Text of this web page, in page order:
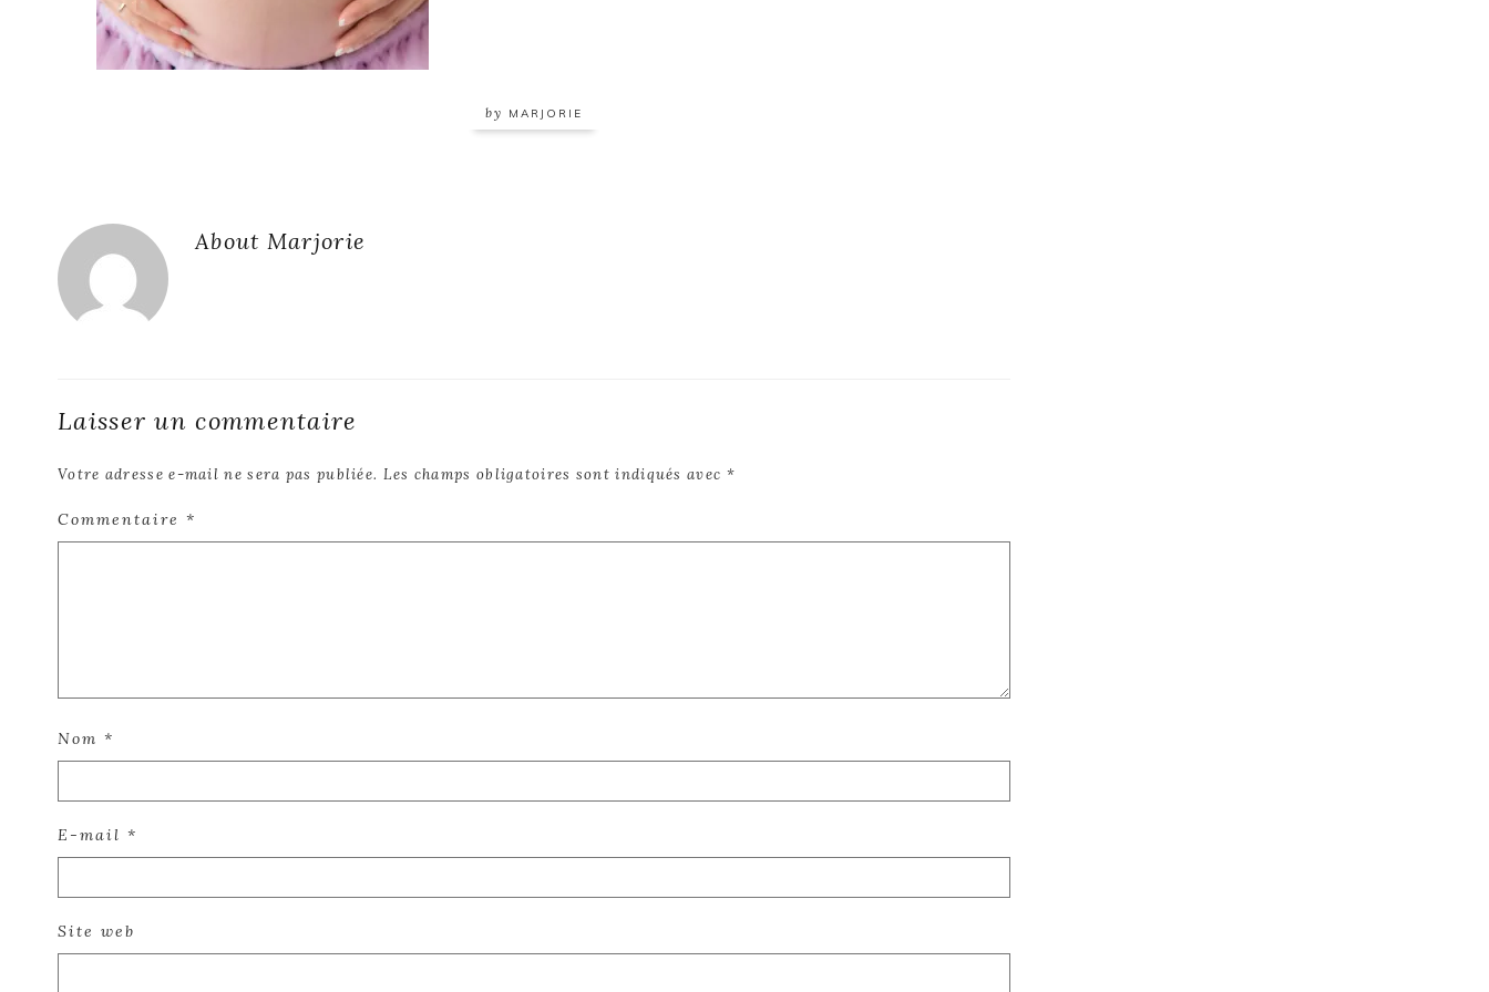
by MARJORIE
Reader
Interactions
About Marjorie
Laisser un commentaire
Votre adresse e-mail ne sera pas publiée. Les champs obligatoires sont indiqués avec *
Commentaire *
Nom *
E-mail *
Site web